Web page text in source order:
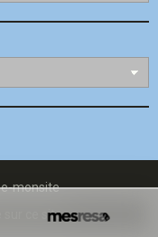
monsite
sur ce site